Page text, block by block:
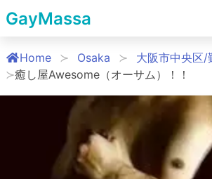
GayMassa
Home Osaka
大阪市中央区/
癒し屋Awesome（オーサム）！！